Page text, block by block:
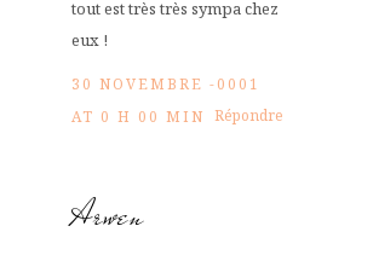
tout est très très sympa chez
eux !
30 NOVEMBRE -0001
AT 0 H 00 MIN Répondre
Arwen